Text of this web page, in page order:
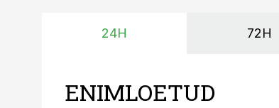
24H 72H
ENIMLOETUD